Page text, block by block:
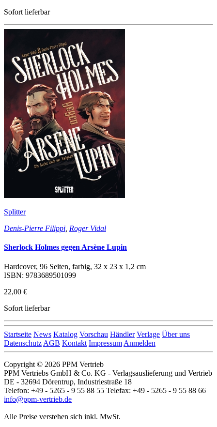
Sofort lieferbar
Splitter
Denis-Pierre Filippi Roger Vidal
Sherlock Holmes gegen Arsène Lupin
Hardcover, 96 Seiten, farbig, 32 x 23 x 1,2 cm
ISBN: 9783689501099
22,00 €
Sofort lieferbar
Startseite News Katalog Vorschau Händler Verlage Über uns
Datenschutz AGB Kontakt Impressum Anmelden
Copyright © 2026 PPM Vertrieb
PPM Vertriebs GmbH & Co. KG - Verlagsauslieferung und Vertrieb
DE - 32694 Dörentrup, Industriestraße 18
Telefon: +49 - 5265 - 9 55 88 55 Telefax: +49 - 5265 - 9 55 88 66
info@ppm-vertrieb.de
Alle Preise verstehen sich inkl. MwSt.